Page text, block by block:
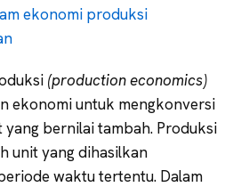
ekonomi produksi
(production economics)
ekonomi untuk mengkonversi
bernilai tambah. Produksi
unit yang dihasilkan
waktu tertentu. Dalam